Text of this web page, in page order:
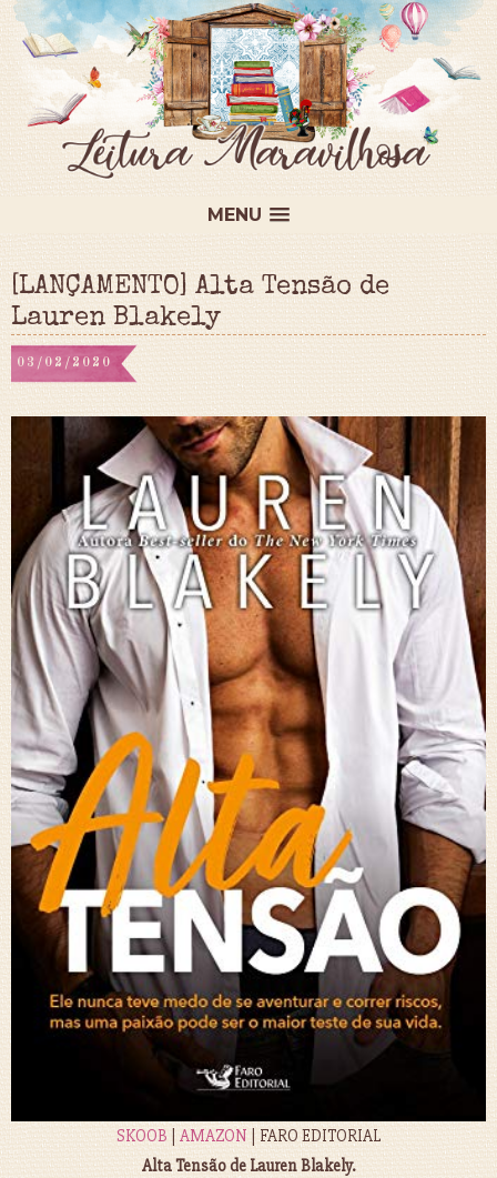
MENU
[LANÇAMENTO] Alta Tensão de
Lauren Blakely
03/02/2020
SKOOB |AMAZON | FARO EDITORIAL
Alta Tensão de Lauren Blakely.